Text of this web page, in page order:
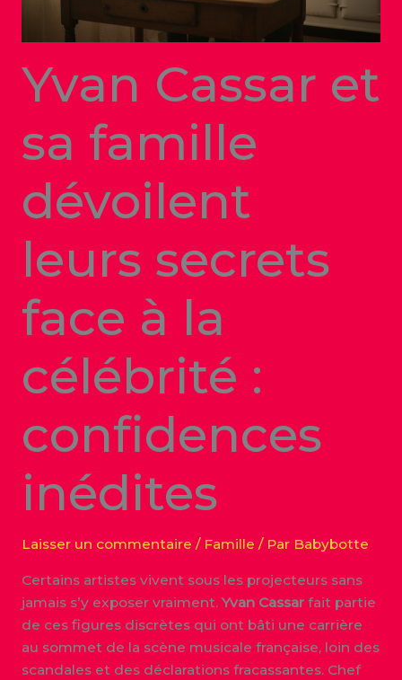
Yvan Cassar et
sa famille
dévoilent
leurs secrets
face à la
célébrité :
confidences
inédites
Laisser un commentaire / Famille / Par Babybotte
Certains artistes vivent sous les projecteurs sans
jamais s’y exposer vraiment.Yvan Cassarfait partie
de ces figures discrètes qui ont bâti une carrière
au sommet de la scène musicale française, loin des
scandales et des déclarations fracassantes. Chef